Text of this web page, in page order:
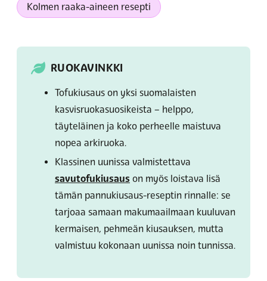
Kolmen raaka-aineen resepti
RUOKAVINKKI
Tofukiusaus on yksi suomalaisten
kasvisruokasuosikeista – helppo,
täyteläinen ja koko perheelle maistuva
nopea arkiruoka.
Klassinen uunissa valmistettava
savutofukiusaus on myös loistava lisä
tämän pannukiusaus-reseptin rinnalle: se
tarjoaa samaan makumaailmaan kuuluvan
kermaisen, pehmeän kiusauksen, mutta
valmistuu kokonaan uunissa noin tunnissa.